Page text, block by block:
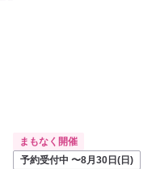
まもなく開催
予約受付中 〜8月30日(日)